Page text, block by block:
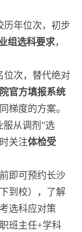
历年位次，初步
组选科要求，
位次，替代绝对
官方填报系统
梯度的方案。
服从调剂”选
关注体检受
即可预约长沙
到校），了解
选科应对策
班主任+学科